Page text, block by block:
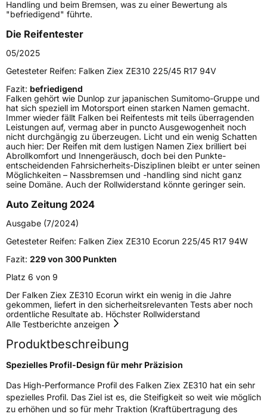
Fahrzeugtyp
VerwendungSommerreifen
ModellnameZiex ZE 310 Ecorun
Fahrzeugart PKW & SUV
Weitere Eigenschaften
SchlauchtypTL
ZustandNeureifen
VerstärktXL
Felgenschutz MFS
EU Label
EffizienzC
Rollgeräusch (Klasse)A
Rollgeräusch (dB)
69
FahrzeugklasseC1
Handling und beim Bremsen, was zu einer Bewertung als
"befriedigend" führte.
Die Reifentester
05/2025
Getesteter Reifen: Falken Ziex ZE310 225/45 R17 94V
Fazit: befriedigend
Falken gehört wie Dunlop zur japanischen Sumitomo-Gruppe und
hat sich speziell im Motorsport einen starken Namen gemacht.
Immer wieder fällt Falken bei Reifentests mit teils überragenden
Leistungen auf, vermag aber in puncto Ausgewogenheit noch
nicht durchgängig zu überzeugen. Licht und ein wenig Schatten
auch hier: Der Reifen mit dem lustigen Namen Ziex brilliert bei
Abrollkomfort und Innengeräusch, doch bei den Punkte-
entscheidenden Fahrsicherheits-Disziplinen bleibt er unter seinen
Möglichkeiten – Nassbremsen und -handling sind nicht ganz
seine Domäne. Auch der Rollwiderstand könnte geringer sein.
Auto Zeitung 2024
Ausgabe (7/2024)
Getesteter Reifen: Falken Ziex ZE310 Ecorun 225/45 R17 94W
Fazit: 229 von 300 Punkten
Platz 6 von 9
Der Falken Ziex ZE310 Ecorun wirkt ein wenig in die Jahre
gekommen, liefert in den sicherheitsrelevanten Tests aber noch
ordentliche Resultate ab. Höchster Rollwiderstand
Alle Testberichte anzeigen
Produktbeschreibung
Spezielles Profil-Design für mehr Präzision
Das High-Performance Profil des Falken Ziex ZE310 hat ein sehr
spezielles Profil. Das Ziel ist es, die Steifigkeit so weit wie möglich
zu erhöhen und so für mehr Traktion (Kraftübertragung des